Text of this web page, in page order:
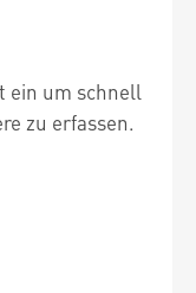
ein um schnell
zu erfassen.